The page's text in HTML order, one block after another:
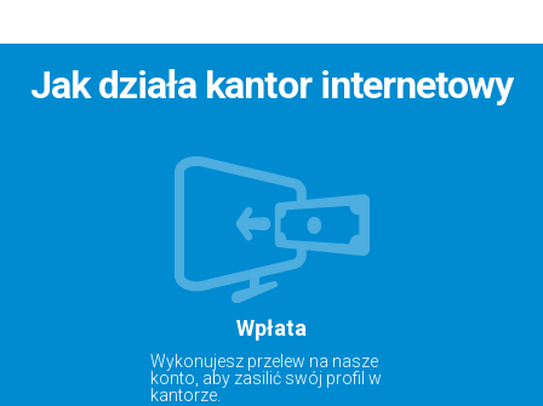
Jak działa kantor internetowy
Wpłata
Wykonujesz przelew na nasze
konto, aby zasilić swój profil w
kantorze.